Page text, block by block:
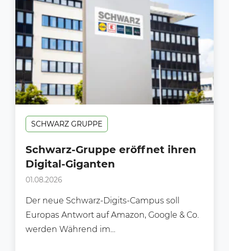
SCHWARZ GRUPPE
Schwarz-Gruppe eröffnet ihren
Digital-Giganten
01.08.2026
Der neue Schwarz-Digits-Campus soll
Europas Antwort auf Amazon, Google & Co.
werden Während im